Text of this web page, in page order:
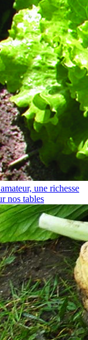
une richesse
nos tables